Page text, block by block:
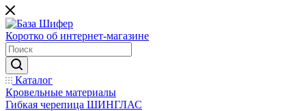
Коротко об интернет-магазине
Каталог
Кровельные материалы
Гибкая черепица ШИНГЛАС